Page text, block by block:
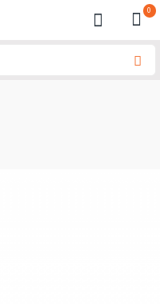
0